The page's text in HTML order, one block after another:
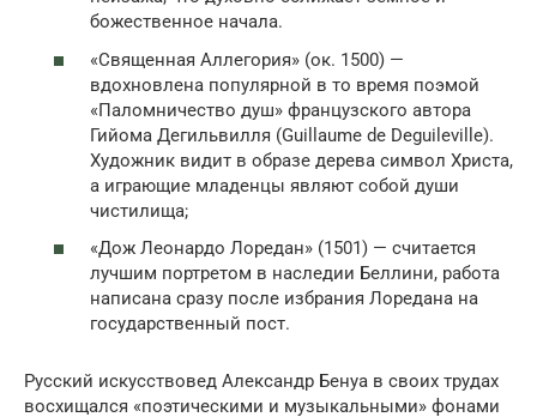
божественное начала.
«Священная Аллегория» (ок. 1500) —
вдохновлена популярной в то время поэмой
«Паломничество душ» французского автора
Гийома Дегильвилля (Guillaume de Deguileville).
Художник видит в образе дерева символ Христа,
а играющие младенцы являют собой души
чистилища;
«Дож Леонардо Лоредан» (1501) — считается
лучшим портретом в наследии Беллини, работа
написана сразу после избрания Лоредана на
государственный пост.
Русский искусствовед Александр Бенуа в своих трудах
восхищался «поэтическими и музыкальными» фонами